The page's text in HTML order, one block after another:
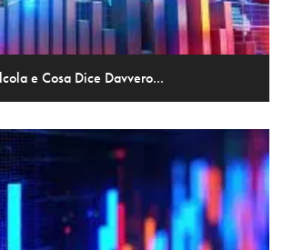
e Cosa Dice Davvero...